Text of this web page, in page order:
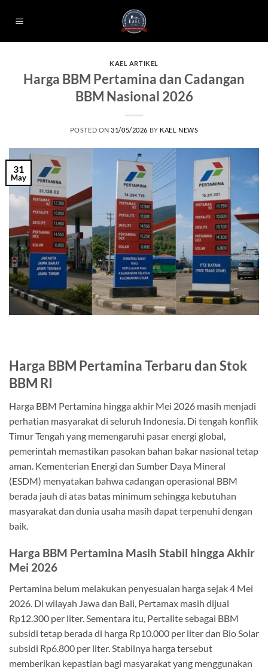
KAEL ARTIKEL
Harga BBM Pertamina dan Cadangan
BBM Nasional 2026
POSTED ON31/05/2026 BY KAEL NEWS
31
May
Harga BBM Pertamina Terbaru dan Stok
BBM RI
Harga BBM Pertamina hingga akhir Mei 2026 masih menjadi
perhatian masyarakat di seluruh Indonesia. Di tengah konflik
Timur Tengah yang memengaruhi pasar energi global,
pemerintah memastikan pasokan bahan bakar nasional tetap
aman. Kementerian Energi dan Sumber Daya Mineral
(ESDM) menyatakan bahwa cadangan operasional BBM
berada jauh di atas batas minimum sehingga kebutuhan
masyarakat dan dunia usaha masih dapat terpenuhi dengan
baik.
Harga BBM Pertamina Masih Stabil hingga Akhir
Mei 2026
Pertamina belum melakukan penyesuaian harga sejak 4 Mei
2026. Di wilayah Jawa dan Bali, Pertamax masih dijual
Rp12.300 per liter. Sementara itu, Pertalite sebagai BBM
subsidi tetap berada di harga Rp10.000 per liter dan Bio Solar
subsidi Rp6.800 per liter. Stabilnya harga tersebut
memberikan kepastian bagi masyarakat yang menggunakan